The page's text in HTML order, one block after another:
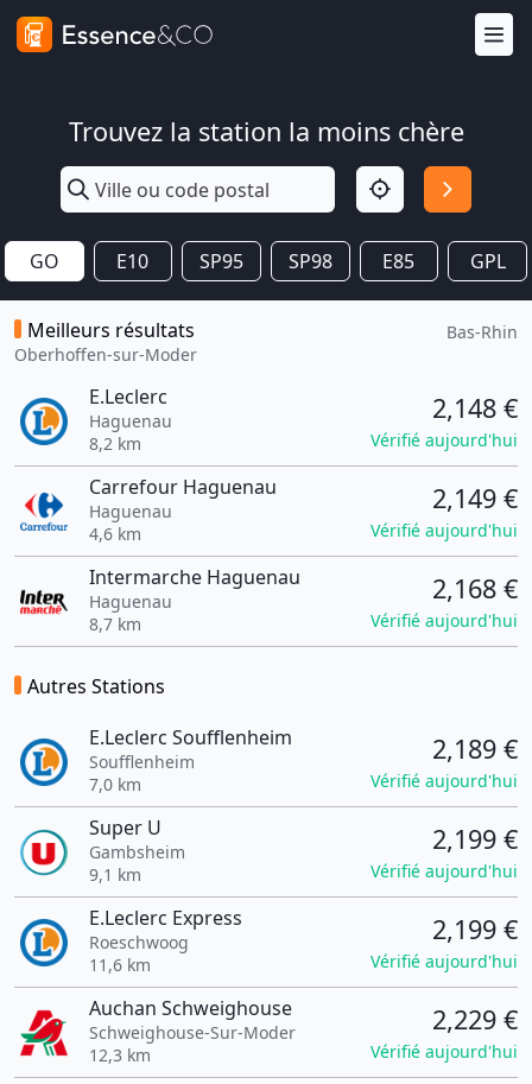
Trouvez la station la moins chère
GO E10 SP95 SP98 E85 GPL
Meilleurs résultats
Oberhoffen-sur-Moder
Bas-Rhin
E.Leclerc
Haguenau
8,2 km
2,148 €
Vérifié aujourd'hui
Carrefour Haguenau
Haguenau
4,6 km
2,149 €
Vérifié aujourd'hui
Intermarche Haguenau
Haguenau
8,7 km
2,168 €
Vérifié aujourd'hui
Autres Stations
E.Leclerc Soufflenheim
Soufflenheim
7,0 km
2,189 €
Vérifié aujourd'hui
Super U
Gambsheim
9,1 km
2,199 €
Vérifié aujourd'hui
E.Leclerc Express
Roeschwoog
11,6 km
2,199 €
Vérifié aujourd'hui
Auchan Schweighouse
Schweighouse-Sur-Moder
12,3 km
2,229 €
Vérifié aujourd'hui